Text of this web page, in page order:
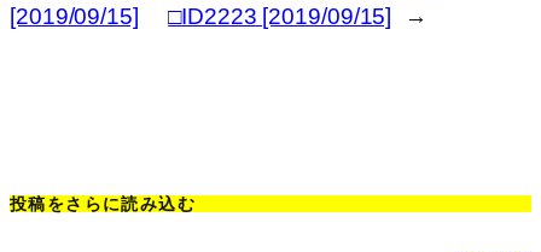
[2019/09/15]
□ID2223 [2019/09/15]
→
投稿をさらに読み込む